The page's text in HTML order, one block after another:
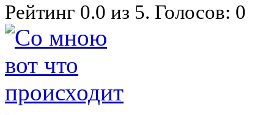
Рейтинг 0.0 из 5. Голосов: 0